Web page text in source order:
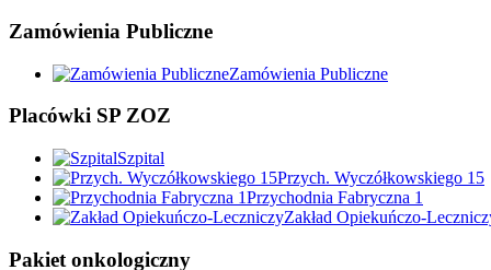
Zamówienia Publiczne
Zamówienia Publiczne
Placówki SP ZOZ
Szpital
Przych. Wyczółkowskiego 15
Przychodnia Fabryczna 1
Zakład Opiekuńczo-
Pakiet onkologiczny